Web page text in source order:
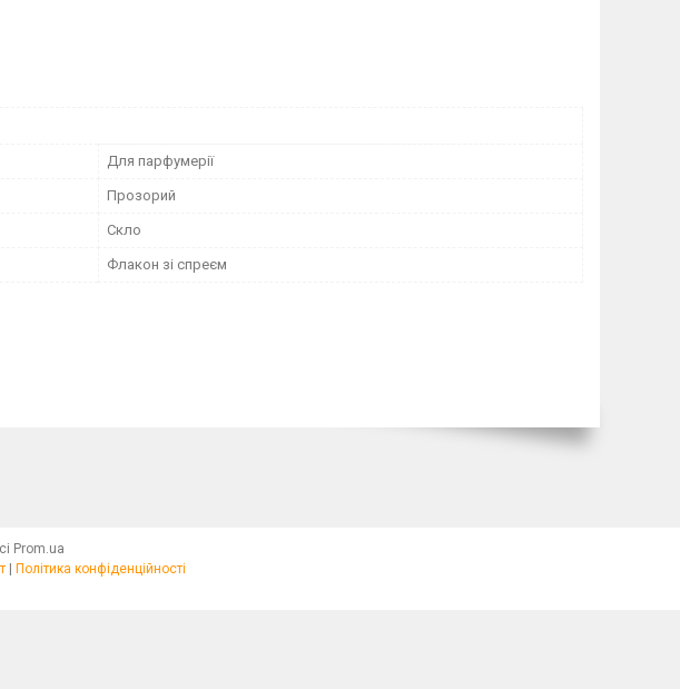
Для парфумерії
Прозорий
Скло
Флакон зі спреєм
Prom.ua
| Політика конфіденційності